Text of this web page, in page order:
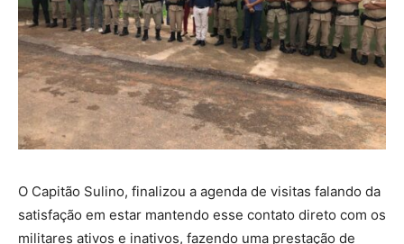
O Capitão Sulino, finalizou a agenda de visitas falando da
satisfação em estar mantendo esse contato direto com os
militares ativos e inativos, fazendo uma prestação de